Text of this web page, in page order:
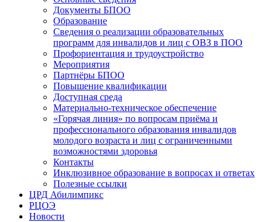
Документы БПОО
Образование
Сведения о реализации образовательных
программ для инвалидов и лиц с ОВЗ в ПОО
Профориентация и трудоустройство
Мероприятия
Партнёры БПОО
Повышение квалификации
Доступная среда
Материально-техническое обеспечение
«Горячая линия» по вопросам приёма и
профессионального образования инвалидов
молодого возраста и лиц с ограниченными
возможностями здоровья
Контакты
Инклюзивное образование в вопросах и ответах
Полезные ссылки
ЦРД Абилимпикс
РЦОЭ
Новости